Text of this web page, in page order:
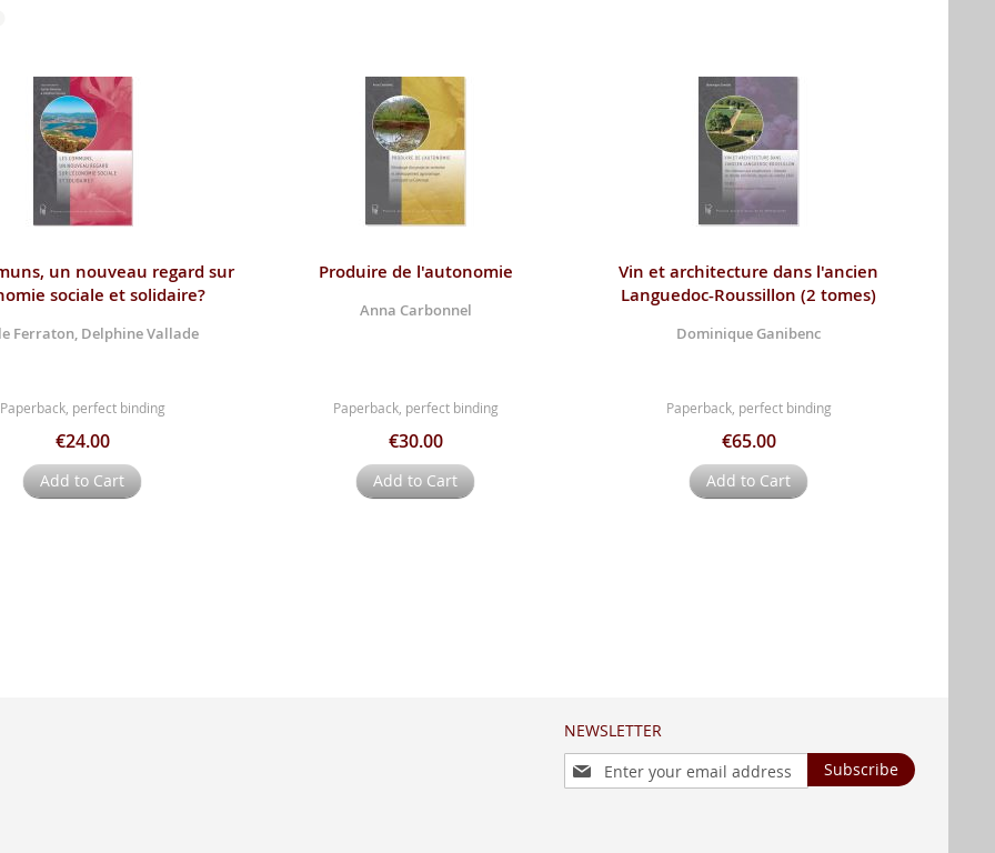
un nouveau regard sur
sociale et solidaire?
Ferraton, Delphine Vallade
Paperback, perfect binding
€24.00
Add to Cart
Produire de l'autonomie
Anna Carbonnel
Paperback, perfect binding
€30.00
Add to Cart
Vin et architecture dans l'ancien
Languedoc-Roussillon (2 tomes)
Dominique Ganibenc
Paperback, perfect binding
€65.00
Add to Cart
NEWSLETTER
Sign
Up
Subscribe